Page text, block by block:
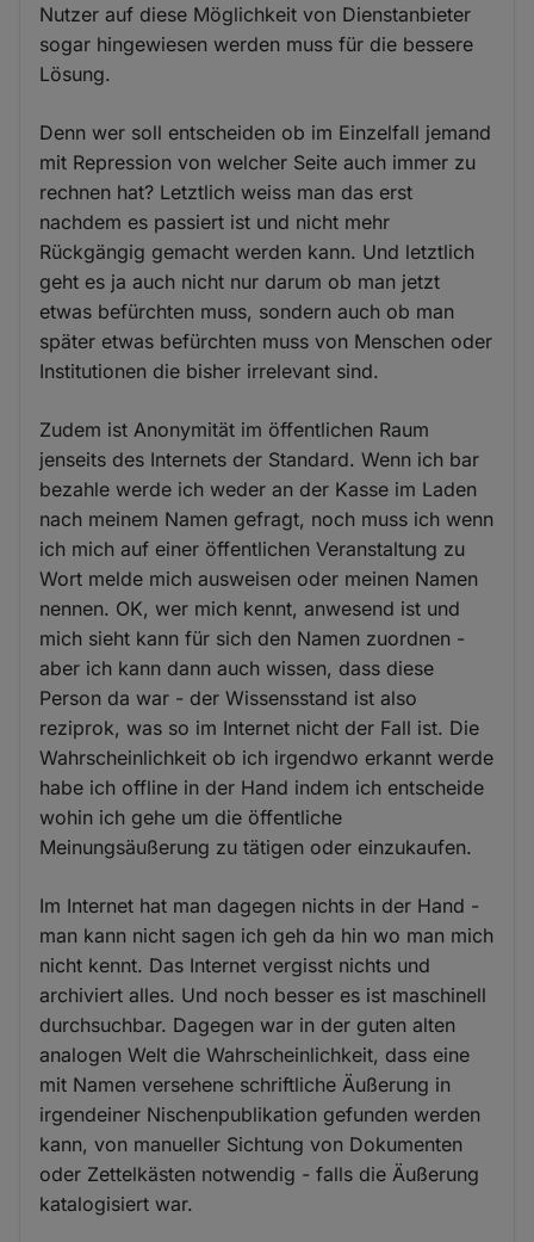
Nutzer auf diese Möglichkeit von Dienstanbieter
sogar hingewiesen werden muss für die bessere
Lösung.
Denn wer soll entscheiden ob im Einzelfall jemand
mit Repression von welcher Seite auch immer zu
rechnen hat? Letztlich weiss man das erst
nachdem es passiert ist und nicht mehr
Rückgängig gemacht werden kann. Und letztlich
geht es ja auch nicht nur darum ob man jetzt
etwas befürchten muss, sondern auch ob man
später etwas befürchten muss von Menschen oder
Institutionen die bisher irrelevant sind.
Zudem ist Anonymität im öffentlichen Raum
jenseits des Internets der Standard. Wenn ich bar
bezahle werde ich weder an der Kasse im Laden
nach meinem Namen gefragt, noch muss ich wenn
ich mich auf einer öffentlichen Veranstaltung zu
Wort melde mich ausweisen oder meinen Namen
nennen. OK, wer mich kennt, anwesend ist und
mich sieht kann für sich den Namen zuordnen -
aber ich kann dann auch wissen, dass diese
Person da war - der Wissensstand ist also
reziprok, was so im Internet nicht der Fall ist. Die
Wahrscheinlichkeit ob ich irgendwo erkannt werde
habe ich offline in der Hand indem ich entscheide
wohin ich gehe um die öffentliche
Meinungsäußerung zu tätigen oder einzukaufen.
Im Internet hat man dagegen nichts in der Hand -
man kann nicht sagen ich geh da hin wo man mich
nicht kennt. Das Internet vergisst nichts und
archiviert alles. Und noch besser es ist maschinell
durchsuchbar. Dagegen war in der guten alten
analogen Welt die Wahrscheinlichkeit, dass eine
mit Namen versehene schriftliche Äußerung in
irgendeiner Nischenpublikation gefunden werden
kann, von manueller Sichtung von Dokumenten
oder Zettelkästen notwendig - falls die Äußerung
katalogisiert war.